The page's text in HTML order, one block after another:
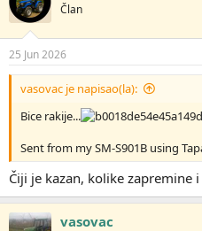
Član
25 Jun 2026
vasovac je napisao(la):
Bice rakije...
Sent from my SM-S901B using
Čiji je kazan, kolike zapremine i
vasovac